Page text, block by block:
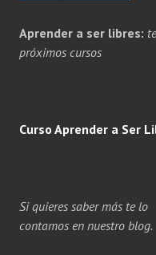
Aprender a ser libres:
próximos cursos
Curso Aprender a Ser
Si quieres saber más te lo
contamos en nuestro blog.